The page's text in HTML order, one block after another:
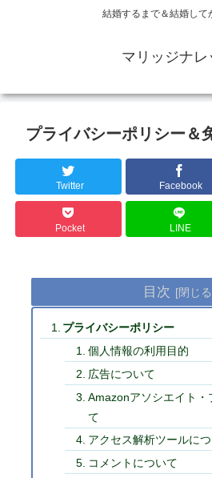
結婚するまで＆結婚して
マリッジナレ
プライバシーポリシー＆
Twitter Facebook
Pocket LINE
目次
プライバシーポリシー
個人情報の利用目的
広告について
Amazonアソシエイト・
て
アクセス解析ツールに
コメントについて